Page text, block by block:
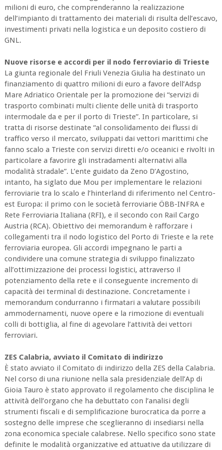
milioni di euro, che comprenderanno la realizzazione
dell’impianto di trattamento dei materiali di risulta dell’escavo,
investimenti privati nella logistica e un deposito costiero di
GNL.
Nuove risorse e accordi per il nodo ferroviario di Trieste
La giunta regionale del Friuli Venezia Giulia ha destinato un
finanziamento di quattro milioni di euro a favore dell’Adsp
Mare Adriatico Orientale per la promozione dei “servizi di
trasporto combinati multi cliente delle unità di trasporto
intermodale da e per il porto di Trieste”. In particolare, si
tratta di risorse destinate “al consolidamento dei flussi di
traffico verso il mercato, sviluppati dai vettori marittimi che
fanno scalo a Trieste con servizi diretti e/o oceanici e rivolti in
particolare a favorire gli instradamenti alternativi alla
modalità stradale”. L’ente guidato da Zeno D’Agostino,
intanto, ha siglato due Mou per implementare le relazioni
ferroviarie tra lo scalo e l’hinterland di riferimento nel Centro-
est Europa: il primo con le società ferroviarie ÖBB-INFRA e
Rete Ferroviaria Italiana (RFI), e il secondo con Rail Cargo
Austria (RCA). Obiettivo dei memorandum è rafforzare i
collegamenti tra il nodo logistico del Porto di Trieste e la rete
ferroviaria europea. Gli accordi impegnano le parti a
condividere una comune strategia di sviluppo finalizzato
all’ottimizzazione dei processi logistici, attraverso il
potenziamento della rete e il conseguente incremento di
capacità dei terminal di destinazione. Concretamente i
memorandum condurranno i firmatari a valutare possibili
ammodernamenti, nuove opere e la rimozione di eventuali
colli di bottiglia, al fine di agevolare l’attività dei vettori
ferroviari.
ZES Calabria, avviato il Comitato di indirizzo
È stato avviato il Comitato di indirizzo della ZES della Calabria.
Nel corso di una riunione nella sala presidenziale dell’Ap di
Gioia Tauro è stato approvato il regolamento che disciplina le
attività dell’organo che ha debuttato con l’analisi degli
strumenti fiscali e di semplificazione burocratica da porre a
sostegno delle imprese che sceglieranno di insediarsi nella
zona economica speciale calabrese. Nello specifico sono state
definite le modalità organizzative ed attuative da utilizzare di